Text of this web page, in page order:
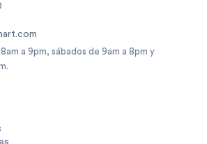
a 9pm, sábados de 9am a 8pm y